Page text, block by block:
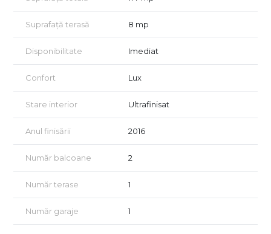
rugăm să ne contactați.
Vizionarea se face doar pe baza semnării unui acord, conform
art. 2.096–2.102 din Codul Civil.
Suprafață terasă 8 mp
Disponibilitate Imediat
Confort Lux
Stare interior Ultrafinisat
Anul finisării 2016
Număr balcoane 2
Număr terase 1
Număr garaje 1